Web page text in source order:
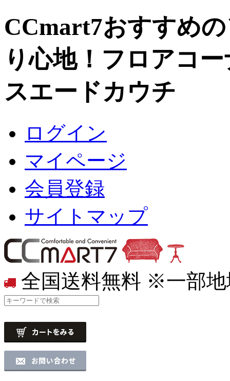
CCmart7おすすめ
り心地！フロアコ
スエードカウチ
ログイン
マイページ
会員登録
サイトマップ
全国送料無料 ※一部地